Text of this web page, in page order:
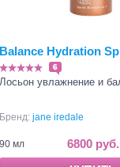
Balance Hydration
6
Лосьон увлажнение и
Бренд: jane iredale
90 мл
6800 руб.